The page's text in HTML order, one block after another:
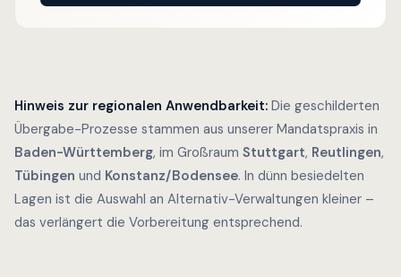
Hinweis zur regionalen Anwendbarkeit: Die geschilderten
Übergabe-Prozesse stammen aus unserer Mandatspraxis in
Baden-Württemberg, im Großraum Stuttgart, Reutlingen,
Tübingen und Konstanz/Bodensee. In dünn besiedelten
Lagen ist die Auswahl an Alternativ-Verwaltungen kleiner –
das verlängert die Vorbereitung entsprechend.